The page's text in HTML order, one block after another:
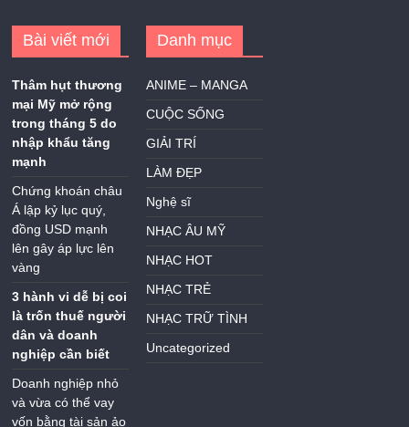
Bài viết mới
Thâm hụt thương
mại Mỹ mở rộng
trong tháng 5 do
nhập khẩu tăng
mạnh
Chứng khoán châu
Á lập kỷ lục quý,
đồng USD mạnh
lên gây áp lực lên
vàng
3 hành vi dễ bị coi
là trốn thuế người
dân và doanh
nghiệp cần biết
Doanh nghiệp nhỏ
và vừa có thể vay
vốn bằng tài sản ảo
Danh mục
ANIME – MANGA
CUỘC SỐNG
GIẢI TRÍ
LÀM ĐẸP
Nghệ sĩ
NHẠC ÂU MỸ
NHẠC HOT
NHẠC TRẺ
NHẠC TRỮ TÌNH
Uncategorized